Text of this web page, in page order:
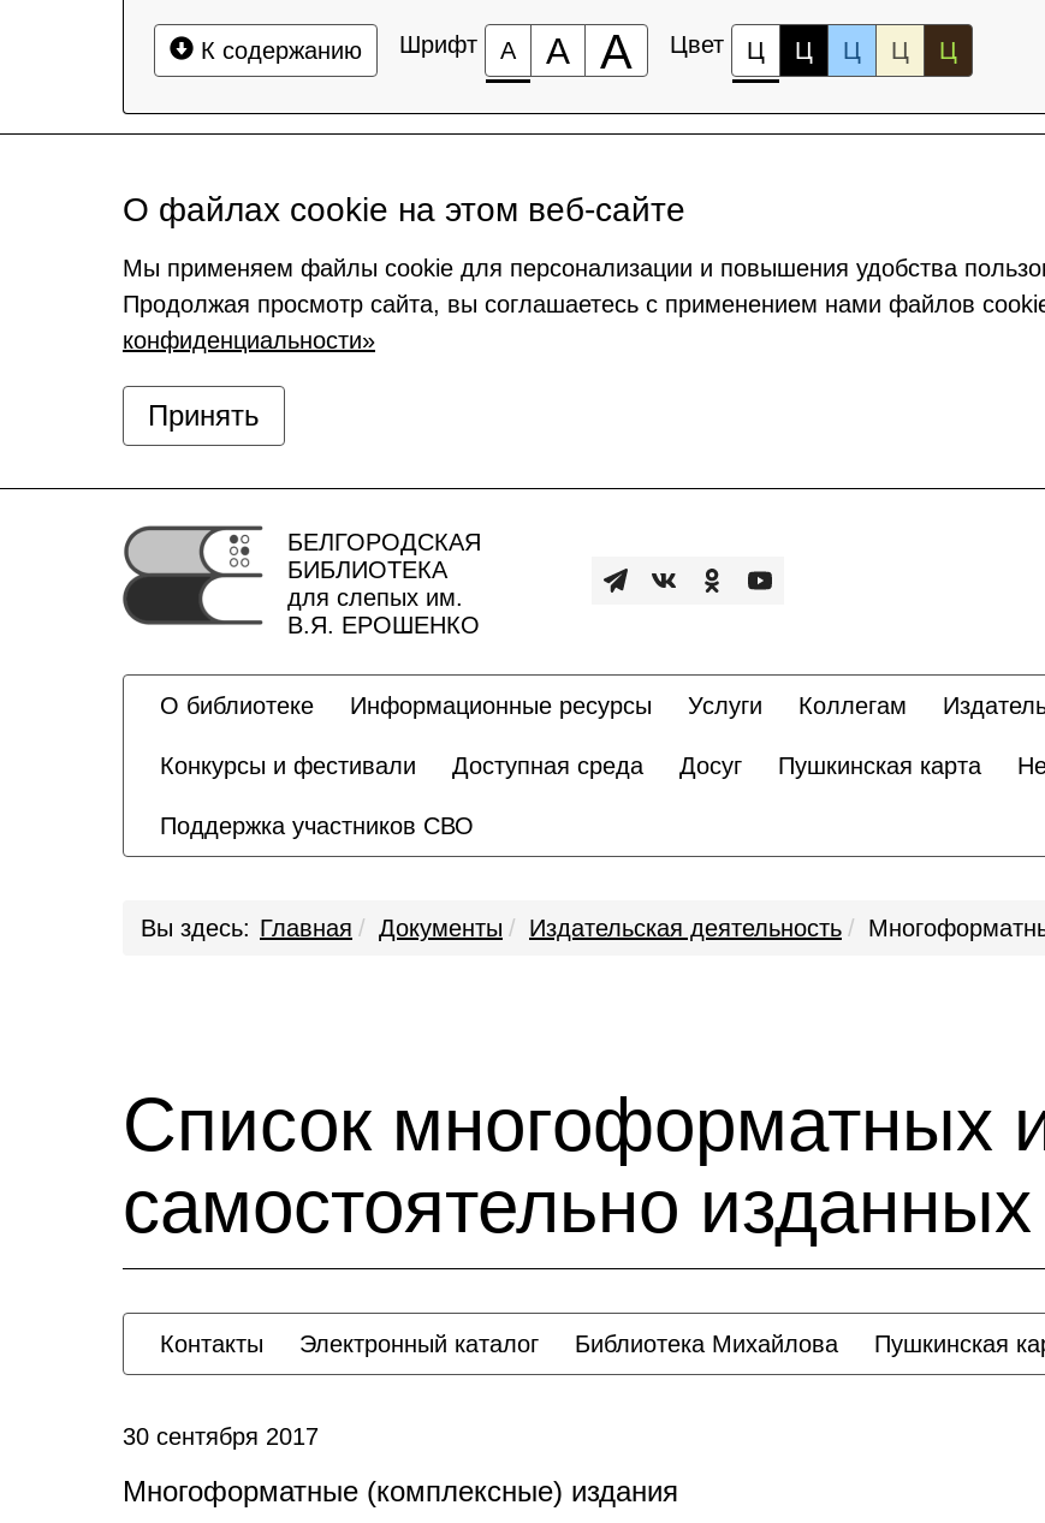
К содержанию Шрифт А А А Цвет Ц Ц Ц Ц Ц
О файлах cookie на этом веб-сайте
Мы применяем файлы cookie для персонализации и повышения удобства
Продолжая просмотр сайта, вы соглашаетесь с применением нами файлов
конфиденциальности»
Принять
БЕЛГОРОДСКАЯ
БИБЛИОТЕКА
для слепых им.
В.Я. ЕРОШЕНКО
О библиотеке Информационные ресурсы Услуги Коллегам
Конкурсы и фестивали Доступная среда Досуг Пушкинская карта
Поддержка участников СВО
Вы здесь: Главная Документы Издательская деятельность
Cписок многоформатных
самостоятельно
Контакты Электронный каталог Библиотека Михайлова Пушкинская
30 сентября 2017
Многоформатные (комплексные) издания